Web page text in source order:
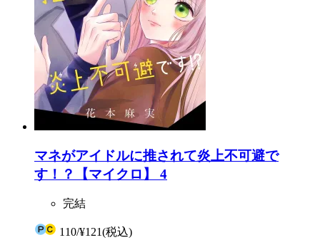
マネがアイドルに推されて炎上不可避で
す！？【マイクロ】 4
完結
110/¥121(税込)